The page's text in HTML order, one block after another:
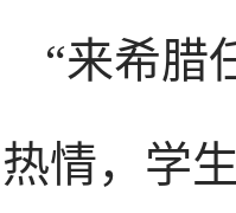
“来希腊
热情，学